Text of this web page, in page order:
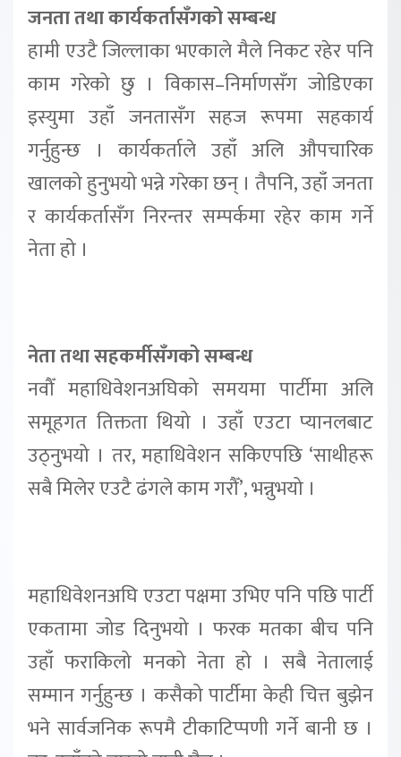
जनता तथा कार्यकर्तासँगको सम्बन्ध
हामी एउटै जिल्लाका भएकाले मैले निकट रहेर पनि
काम गरेको छु । विकास–निर्माणसँग जोडिएका
इस्युमा उहाँ जनतासँग सहज रूपमा सहकार्य
गर्नुहुन्छ । कार्यकर्ताले उहाँ अलि औपचारिक
खालको हुनुभयो भन्ने गरेका छन् । तैपनि, उहाँ जनता
र कार्यकर्तासँग निरन्तर सम्पर्कमा रहेर काम गर्ने
नेता हो ।
नेता तथा सहकर्मीसँगको सम्बन्ध
नवौँ महाधिवेशनअघिको समयमा पार्टीमा अलि
समूहगत तिक्तता थियो । उहाँ एउटा प्यानलबाट
उठ्नुभयो । तर, महाधिवेशन सकिएपछि ‘साथीहरू
सबै मिलेर एउटै ढंगले काम गरौँ’, भन्नुभयो ।
महाधिवेशनअघि एउटा पक्षमा उभिए पनि पछि पार्टी
एकतामा जोड दिनुभयो । फरक मतका बीच पनि
उहाँ फराकिलो मनको नेता हो । सबै नेतालाई
सम्मान गर्नुहुन्छ । कसैको पार्टीमा केही चित्त बुझेन
भने सार्वजनिक रूपमै टीकाटिप्पणी गर्ने बानी छ ।